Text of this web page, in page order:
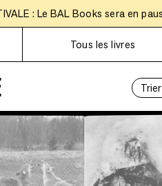
: Le BAL Books sera en
Tous les livres
Abonnements